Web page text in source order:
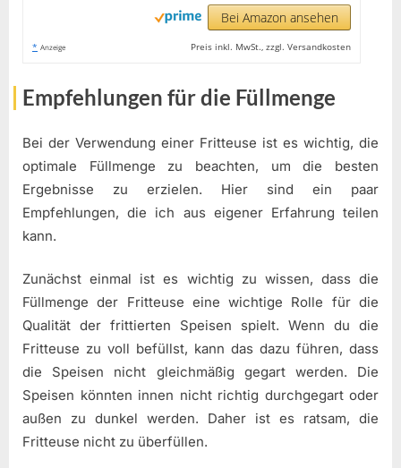
Bei Amazon ansehen
* Anzeige Preis inkl. MwSt., zzgl. Versandkosten
Empfehlungen für die Füllmenge
Bei der Verwendung einer Fritteuse ist es wichtig, die
optimale Füllmenge zu beachten, um die besten
Ergebnisse zu erzielen. Hier sind ein paar
Empfehlungen, die ich aus eigener Erfahrung teilen
kann.
Zunächst einmal ist es wichtig zu wissen, dass die
Füllmenge der Fritteuse eine wichtige Rolle für die
Qualität der frittierten Speisen spielt. Wenn du die
Fritteuse zu voll befüllst, kann das dazu führen, dass
die Speisen nicht gleichmäßig gegart werden. Die
Speisen könnten innen nicht richtig durchgegart oder
außen zu dunkel werden. Daher ist es ratsam, die
Fritteuse nicht zu überfüllen.